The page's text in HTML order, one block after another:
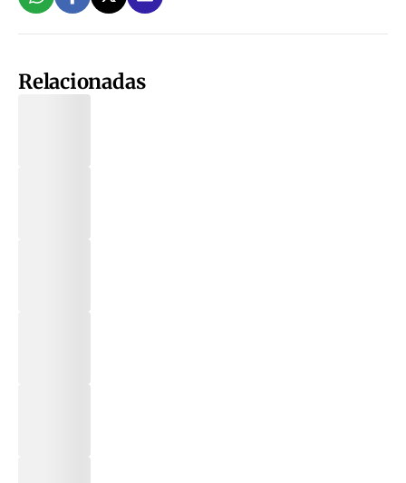
Relacionadas